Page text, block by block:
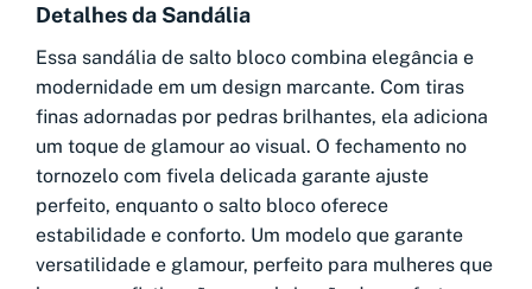
Detalhes da Sandália
Essa sandália de salto bloco combina elegância e
modernidade em um design marcante. Com tiras
finas adornadas por pedras brilhantes, ela adiciona
um toque de glamour ao visual. O fechamento no
tornozelo com fivela delicada garante ajuste
perfeito, enquanto o salto bloco oferece
estabilidade e conforto. Um modelo que garante
versatilidade e glamour, perfeito para mulheres que